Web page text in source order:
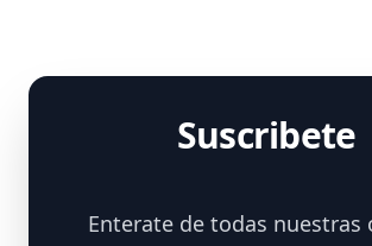
Suscribete
Enterate de todas nuestras